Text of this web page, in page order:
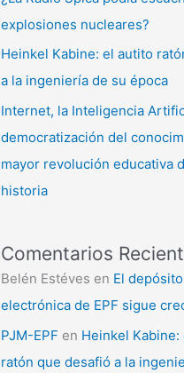
explosiones nucleares?
Heinkel Kabine: el autito
a la ingeniería de su época
Internet, la Inteligencia
democratización del
mayor revolución educativa
historia
Comentarios
Belén Estéves en El
electrónica de EPF sigue
PJM-EPF en Heinkel
ratón que desafió a la